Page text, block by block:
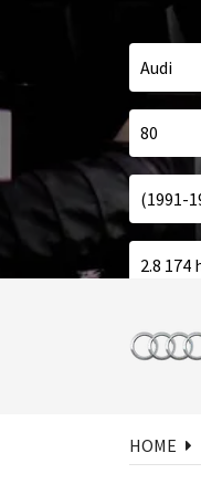
HOME